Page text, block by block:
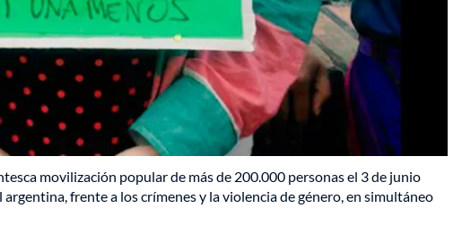
movilización popular de más de 200.000 personas el 3 de junio
frente a los crímenes y la violencia de género, en simultáneo